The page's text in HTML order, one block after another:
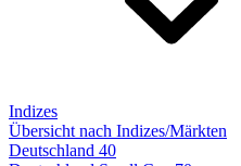
Indizes
Übersicht nach Indizes/Märkten
Deutschland 40